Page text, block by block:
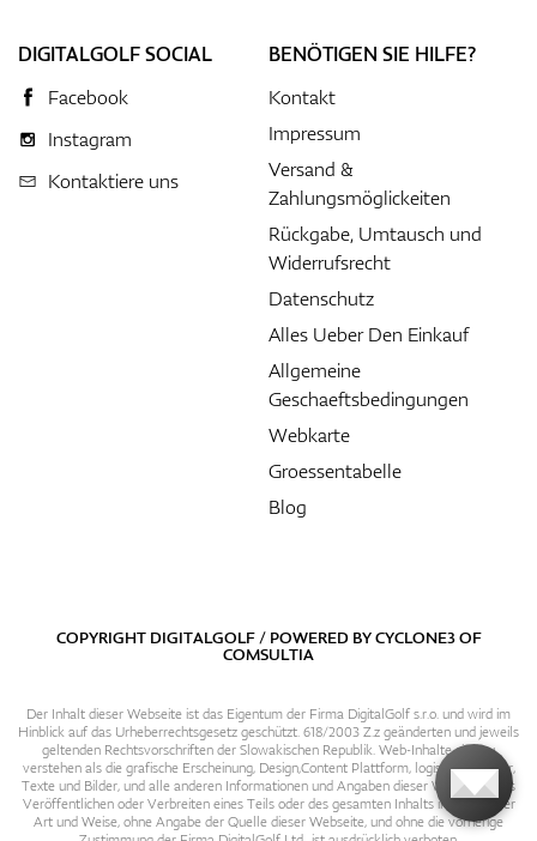
DIGITALGOLF SOCIAL
Facebook
Instagram
Kontaktiere uns
BENÖTIGEN SIE HILFE?
Kontakt
Impressum
Versand &
Zahlungsmöglickeiten
Rückgabe, Umtausch und
Widerrufsrecht
Datenschutz
Alles Ueber Den Einkauf
Allgemeine
Geschaeftsbedingungen
Webkarte
Groessentabelle
Blog
COPYRIGHT DIGITALGOLF / POWERED BYCYCLONE3OF
COMSULTIA
Der Inhalt dieser Webseite ist das Eigentum der Firma DigitalGolf s.r.o. und wird im
Hinblick auf das Urheberrechtsgesetz geschützt. 618/2003 Z.z geänderten und jeweils
geltenden Rechtsvorschriften der Slowakischen Republik. Web-Inhalte sind zu
verstehen als die grafische Erscheinung, Design,Content Plattform, logische Struktur,
Texte und Bilder, und alle anderen Informationen und Angaben dieser Webseite. Das
Veröffentlichen oder Verbreiten eines Teils oder des gesamten Inhalts in irgendeiner
Art und Weise, ohne Angabe der Quelle dieser Webseite, und ohne die vorherige